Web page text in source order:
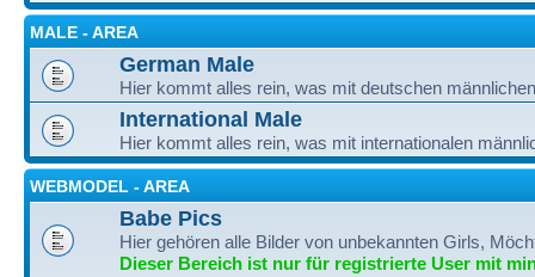
MALE - AREA
German Male
Hier kommt alles rein, was mit deutschen
International Male
Hier kommt alles rein, was mit internationalen
WEBMODEL - AREA
Babe Pics
Hier gehören alle Bilder von unbekannten Girls,
Dieser Bereich ist nur für registrierte User mit